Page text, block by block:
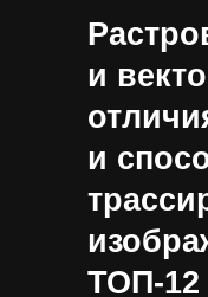
и
и
ТОП-12